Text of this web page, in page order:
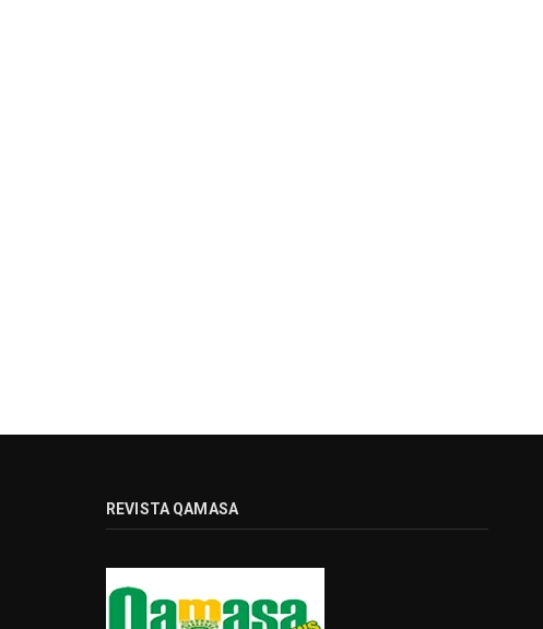
REVISTA QAMASA